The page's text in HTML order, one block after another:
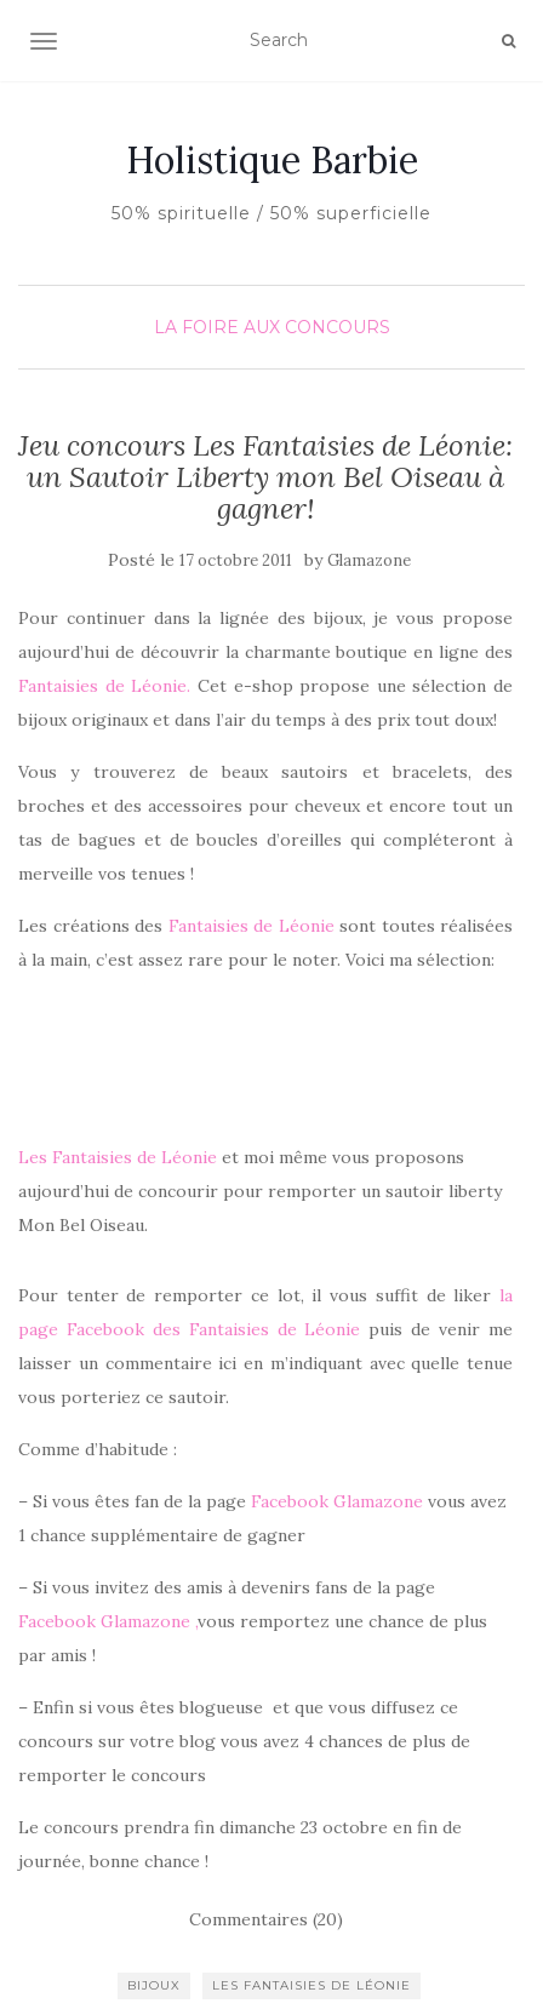
AFFICHER/MASQUER LA NAVIGATION
Holistique Barbie
50% spirituelle / 50% superficielle
LA FOIRE AUX CONCOURS
Jeu concours Les Fantaisies de Léonie:
un Sautoir Liberty mon Bel Oiseau à
gagner!
Posté le 17 octobre 2011 byGlamazone
Pour continuer dans la lignée des bijoux, je vous propose
aujourd’hui de découvrir la charmante boutique en ligne des
Fantaisies de Léonie. Cet e-shop propose une sélection de
bijoux originaux et dans l’air du temps à des prix tout doux!
Vous y trouverez de beaux sautoirs et bracelets, des
broches et des accessoires pour cheveux et encore tout un
tas de bagues et de boucles d’oreilles qui compléteront à
merveille vos tenues !
Les créations des Fantaisies de Léonie sont toutes réalisées
à la main, c’est assez rare pour le noter. Voici ma sélection:
Les Fantaisies de Léonie et moi même vous proposons
aujourd’hui de concourir pour remporter un sautoir liberty
Mon Bel Oiseau.
Pour tenter de remporter ce lot, il vous suffit de liker la
page Facebook des Fantaisies de Léonie puis de venir me
laisser un commentaire ici en m’indiquant avec quelle tenue
vous porteriez ce sautoir.
Comme d’habitude :
– Si vous êtes fan de la page Facebook Glamazone vous avez
1 chance supplémentaire de gagner
– Si vous invitez des amis à devenirs fans de la page
Facebook Glamazone ,vous remportez une chance de plus
par amis !
– Enfin si vous êtes blogueuse et que vous diffusez ce
concours sur votre blog vous avez 4 chances de plus de
remporter le concours
Le concours prendra fin dimanche 23 octobre en fin de
journée, bonne chance !
Commentaires (20)
BIJOUX LES FANTAISIES DE LÉONIE